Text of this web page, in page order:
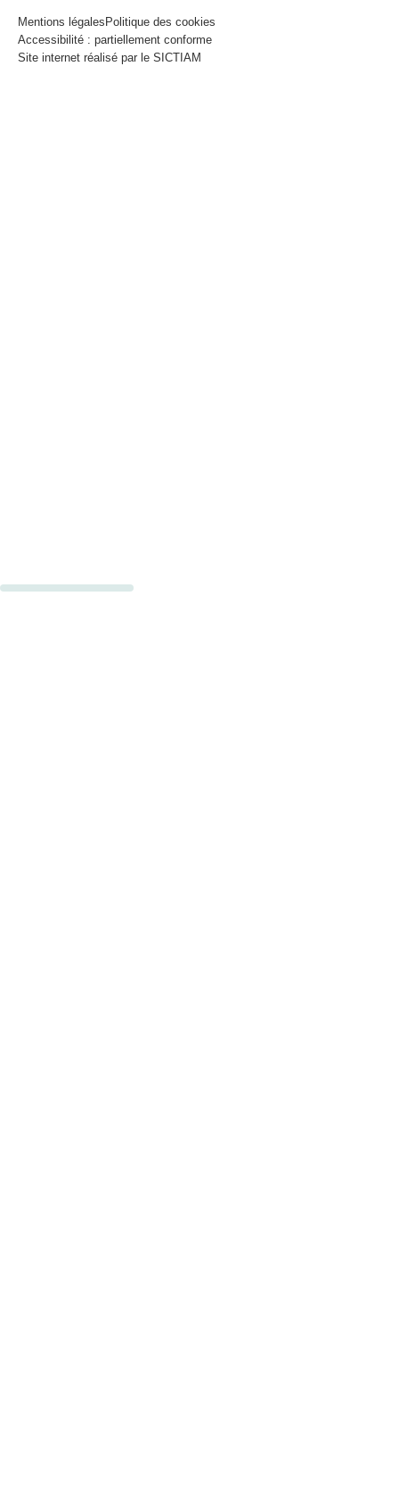
Mentions légales Politique des cookies
Accessibilité : partiellement conforme
Site internet réalisé par le SICTIAM